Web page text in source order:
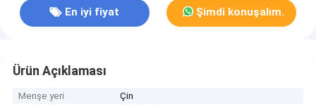
En iyi fiyat Şimdi konuşalım.
Ürün Açıklaması
Menşe yeri
Çin